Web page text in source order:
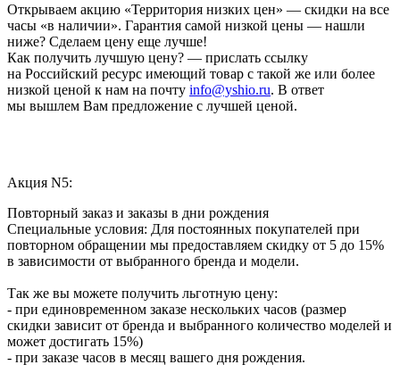
Открываем акцию «Территория низких цен» — скидки на все
часы «в наличии». Гарантия самой низкой цены — нашли
ниже? Сделаем цену еще лучше!
Как получить лучшую цену? — прислать ссылку
на Российский ресурс имеющий товар с такой же или более
низкой ценой к нам на почту info@yshio.ru. В ответ
мы вышлем Вам предложение с лучшей ценой.
Акция N5:
Повторный заказ и заказы в дни рождения
Специальные условия: Для постоянных покупателей при
повторном обращении мы предоставляем скидку от 5 до 15%
в зависимости от выбранного бренда и модели.
Так же вы можете получить льготную цену:
- при единовременном заказе нескольких часов (размер
скидки зависит от бренда и выбранного количество моделей и
может достигать 15%)
- при заказе часов в месяц вашего дня рождения.